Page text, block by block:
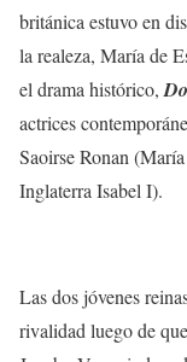
británica estuvo en
la realeza, María de
el drama histórico,
actrices
Saoirse Ronan
Inglaterra Isabel I).
Las dos jóvenes
rivalidad luego de